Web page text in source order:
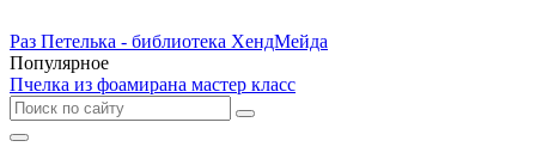
Раз Петелька - библиотека ХендМейда
Популярное
Пчелка из фоамирана мастер класс